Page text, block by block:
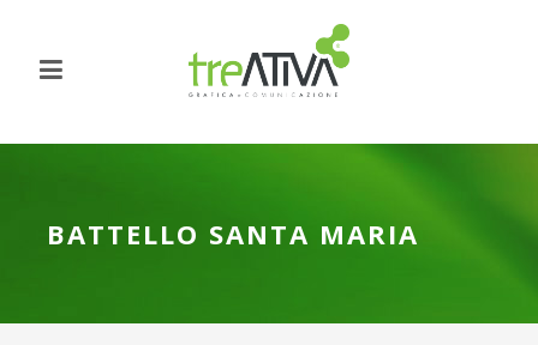
BATTELLO SANTA MARIA